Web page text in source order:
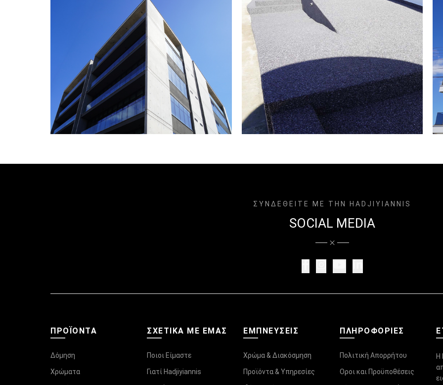
ΣΥΝΔΕΘΕΙΤΕ ΜΕ ΤΗΝ HADJIYIANNIS
SOCIAL MEDIA
ΠΡΟΪΌΝΤΑ
Δόμηση
Χρώματα
ΣΧΕΤΙΚΆ ΜΕ ΕΜΑΣ
Ποιοι Είμαστε
Γιατί Hadjiyiannis
ΕΜΠΝΕΥΣΕΙΣ
Χρώμα & Διακόσμηση
Προϊόντα & Υπηρεσίες
ΠΛΗΡΟΦΟΡΊΕΣ
Πολιτική Απορρήτου
Οροι και Προϋποθέσεις
Η